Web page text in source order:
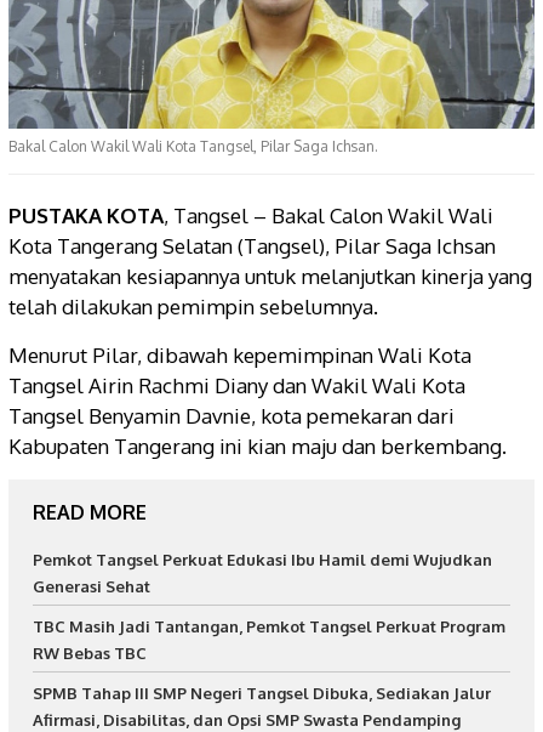
Bakal Calon Wakil Wali Kota Tangsel, Pilar Saga Ichsan.
PUSTAKA KOTA, Tangsel – Bakal Calon Wakil Wali
Kota Tangerang Selatan (Tangsel), Pilar Saga Ichsan
menyatakan kesiapannya untuk melanjutkan kinerja yang
telah dilakukan pemimpin sebelumnya.
Menurut Pilar, dibawah kepemimpinan Wali Kota
Tangsel Airin Rachmi Diany dan Wakil Wali Kota
Tangsel Benyamin Davnie, kota pemekaran dari
Kabupaten Tangerang ini kian maju dan berkembang.
READ MORE
Pemkot Tangsel Perkuat Edukasi Ibu Hamil demi Wujudkan
Generasi Sehat
TBC Masih Jadi Tantangan, Pemkot Tangsel Perkuat Program
RW Bebas TBC
SPMB Tahap III SMP Negeri Tangsel Dibuka, Sediakan Jalur
Afirmasi, Disabilitas, dan Opsi SMP Swasta Pendamping